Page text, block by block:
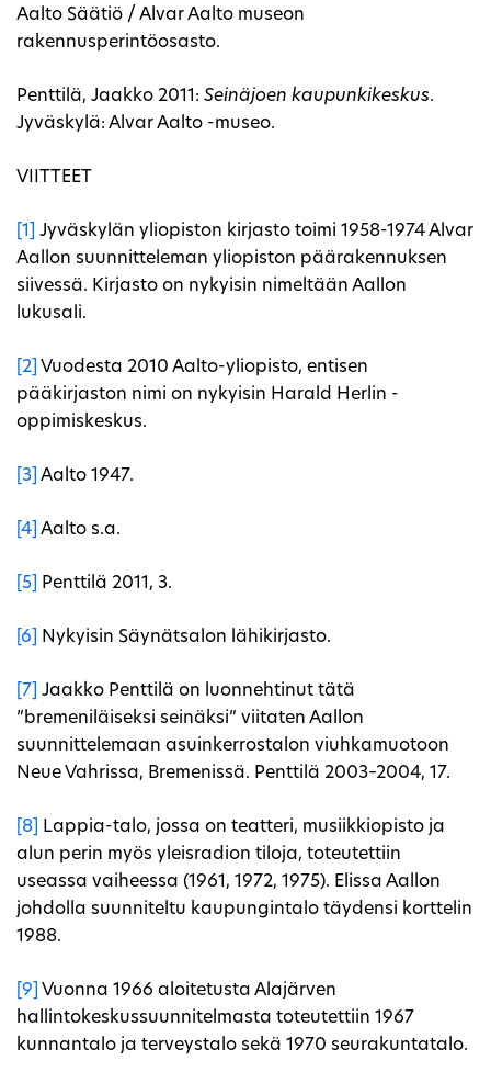
Aalto Säätiö / Alvar Aalto museon
rakennusperintöosasto.
Penttilä, Jaakko 2011: Seinäjoen kaupunkikeskus.
Jyväskylä: Alvar Aalto -museo.
VIITTEET
[1]
Jyväskylän yliopiston kirjasto toimi 1958-1974 Alvar
Aallon suunnitteleman yliopiston päärakennuksen
siivessä. Kirjasto on nykyisin nimeltään Aallon
lukusali.
[2] Vuodesta 2010 Aalto-yliopisto, entisen
pääkirjaston nimi on nykyisin Harald Herlin -
oppimiskeskus.
[3] Aalto 1947.
[4] Aalto s.a.
[5] Penttilä 2011, 3.
[6] Nykyisin Säynätsalon lähikirjasto.
[7]
Jaakko Penttilä on luonnehtinut tätä
”bremeniläiseksi seinäksi” viitaten Aallon
suunnittelemaan asuinkerrostalon viuhkamuotoon
Neue Vahrissa, Bremenissä. Penttilä 2003–2004, 17.
[8]
Lappia-talo, jossa on teatteri, musiikkiopisto ja
alun perin myös yleisradion tiloja, toteutettiin
useassa vaiheessa (1961, 1972, 1975). Elissa Aallon
johdolla suunniteltu kaupungintalo täydensi korttelin
1988.
[9]
Vuonna 1966 aloitetusta Alajärven
hallintokeskussuunnitelmasta toteutettiin 1967
kunnantalo ja terveystalo sekä 1970 seurakuntatalo.